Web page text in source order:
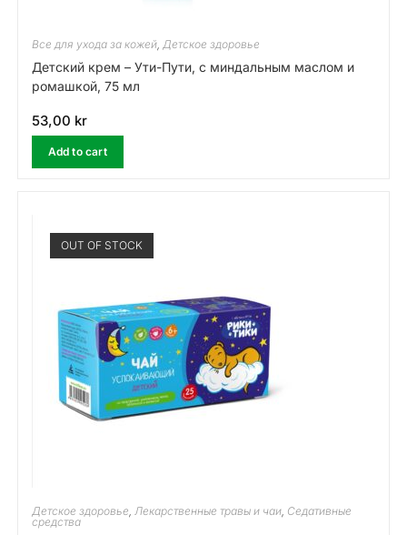
Все для ухода за кожей, Детское здоровье
Детский крем – Ути-Пути, с миндальным маслом и
ромашкой, 75 мл
53,00 kr
Add to cart
OUT OF STOCK
Детское здоровье Лекарственные травы и чаи, Седативные
средства